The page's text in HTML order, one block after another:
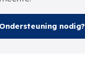
Ondersteuning nodig?